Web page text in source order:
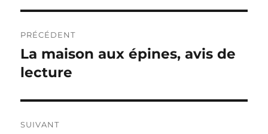
de
l’article
PRÉCÉDENT
Publication
précédente :
La maison aux épines, avis de
lecture
SUIVANT